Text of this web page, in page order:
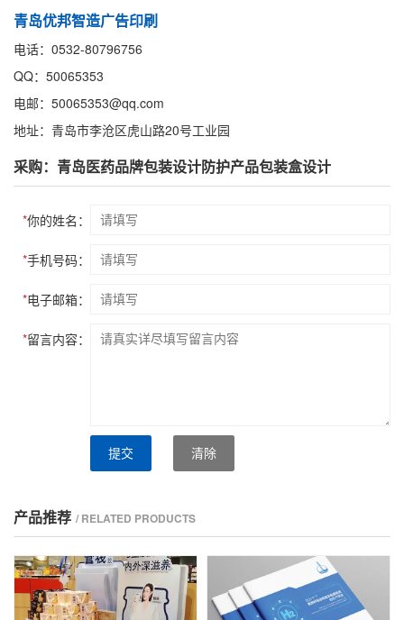
青岛优邦智造广告印刷
电话：0532-80796756
QQ：50065353
电邮：50065353@qq.com
地址：青岛市李沧区虎山路20号工业园
采购：青岛医药品牌包装设计防护产品包装盒设计
*你的姓名：
*手机号码：
*电子邮箱：
*留言内容：
提交 清除
产品推荐 / RELATED PRODUCTS